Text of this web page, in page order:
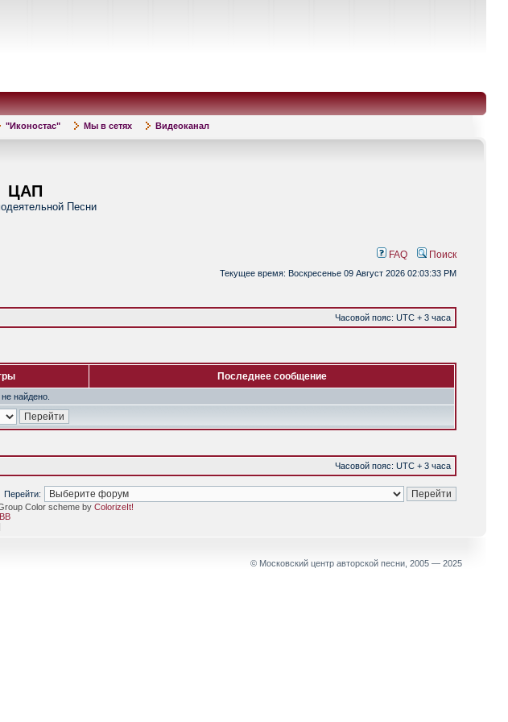
"Иконостас" Мы в сетях Видеоканал
ЦАП
Песни
FAQ Поиск
Текущее время: Воскресенье 09 Август 2026 02:03:33 PM
Часовой пояс: UTC + 3 часа
Последнее сообщение
найдено.
Часовой пояс: UTC + 3 часа
Перейти:
Color scheme by ColorizeIt!
© Московский центр авторской песни, 2005 — 2025